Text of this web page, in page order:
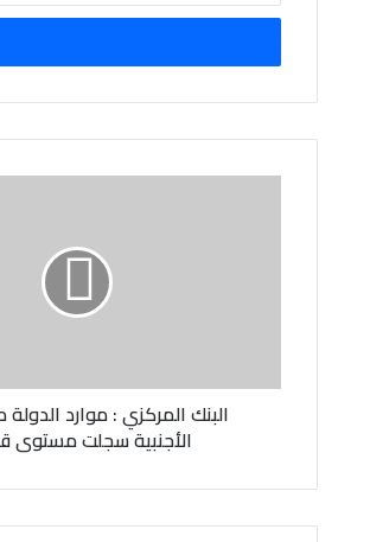
خ
ب
د
ن
البنك المركزي : موارد
الأجنبية سجلت مستوى